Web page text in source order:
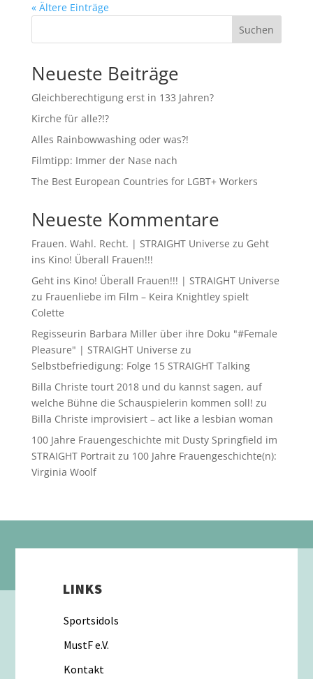
« Ältere Einträge
Suchen
Neueste Beiträge
Gleichberechtigung erst in 133 Jahren?
Kirche für alle?!?
Alles Rainbowwashing oder was?!
Filmtipp: Immer der Nase nach
The Best European Countries for LGBT+ Workers
Neueste Kommentare
Frauen. Wahl. Recht. | STRAIGHT Universe zu Geht
ins Kino! Überall Frauen!!!
Geht ins Kino! Überall Frauen!!! | STRAIGHT Universe
zu Frauenliebe im Film – Keira Knightley spielt
Colette
Regisseurin Barbara Miller über ihre Doku "#Female
Pleasure" | STRAIGHT Universe zu
Selbstbefriedigung: Folge 15 STRAIGHT Talking
Billa Christe tourt 2018 und du kannst sagen, auf
welche Bühne die Schauspielerin kommen soll! zu
Billa Christe improvisiert – act like a lesbian woman
100 Jahre Frauengeschichte mit Dusty Springfield im
STRAIGHT Portraitzu 100 Jahre Frauengeschichte(n):
Virginia Woolf
LINKS
Sportsidols
MustF e.V.
Kontakt